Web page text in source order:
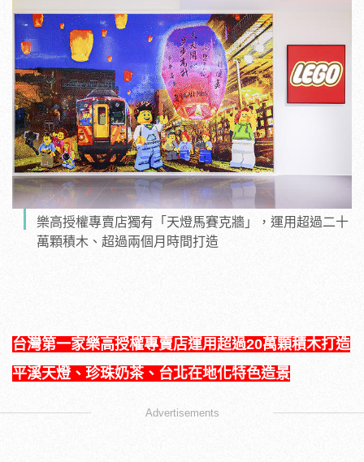
樂高授權專賣店獨有「天燈馬賽克牆」，運用超過二十
萬顆積木、超過兩個月時間打造
台灣第一家樂高授權專賣店運用超過20萬顆積木打造
平溪天燈、珍珠奶茶、台北在地化特色造景
Advertisements